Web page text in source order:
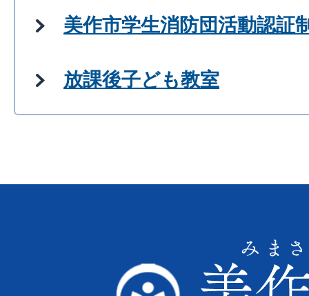
美作市学生消防団活動認証
放課後子ども教室